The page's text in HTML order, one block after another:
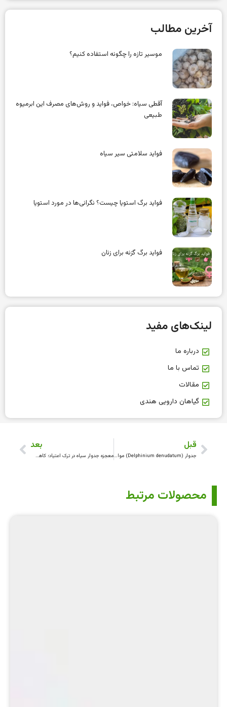
آخرین مطالب
موسیر تازه را چگونه استفاده کنیم؟
آقطی سیاه: خواص، فواید و روش‌های مصرف این ابرمیوه
طبیعی
فواید سلامتی سیر سیاه
فواید برگ استویا چیست؟ نگرانی‌ها در مورد استویا
فواید برگ گزنه برای زنان
لینک‌های مفید
درباره ما
تماس با ما
مقالات
گیاهان دارویی هندی
قبل
جدوار (Delphinium denudatum) موارد مصرف، دوز و عوارض جانبی
بعد
معجزه جدوار سیاه در ترک اعتیاد؛ کاهش درد خماری و سم‌زدایی قوی
محصولات مرتبط